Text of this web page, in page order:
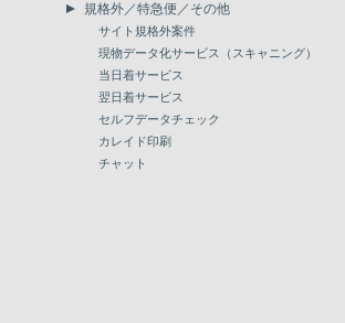
規格外／特急便／その他
サイト規格外案件
現物データ化サービス（スキャニング）
当日着サービス
翌日着サービス
セルフデータチェック
カレイド印刷
チャット